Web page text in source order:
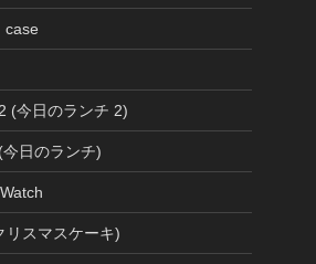
case
(今日のランチ 2)
今日のランチ)
リスマスケーキ)